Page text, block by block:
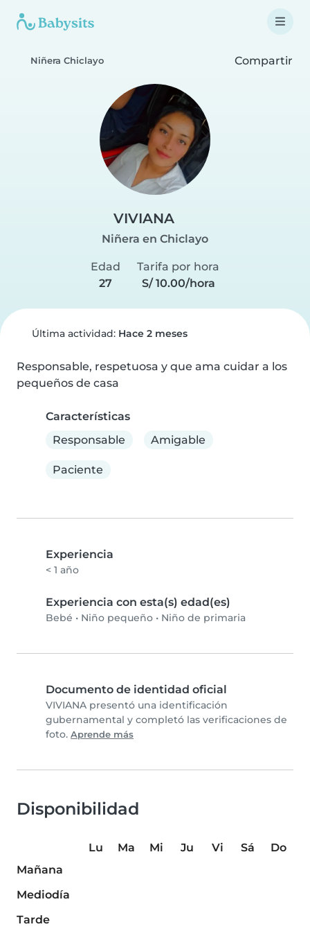
Niñera Chiclayo Compartir
VIVIANA
Niñera en Chiclayo
Edad
27
Tarifa por hora
S/ 10.00/hora
Última actividad: Hace 2 meses
Responsable, respetuosa y que ama cuidar a los
pequeños de casa
Características
Responsable
Amigable
Paciente
Experiencia
< 1 año
Experiencia con esta(s) edad(es)
Bebé • Niño pequeño • Niño de primaria
Documento de identidad oficial
VIVIANA presentó una identificación
gubernamental y completó las verificaciones de
foto. Aprende más
Disponibilidad
Lu Ma Mi Ju Vi Sá
Do
Mañana
Mediodía
Tarde